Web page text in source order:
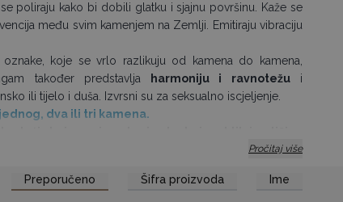
poliraju kako bi dobili glatku i sjajnu površinu. Kaže se
među svim kamenjem na Zemlji. Emitiraju vibraciju
oznake, koje se vrlo razlikuju od kamena do kamena,
također predstavlja harmoniju i ravnotežui
ili tijelo i duša. Izvrsni su za seksualno iscjeljenje.
dva ili tri kamena.
Pročitaj više
Preporučeno Šifra proizvoda Ime
Pristup veleprodajnim